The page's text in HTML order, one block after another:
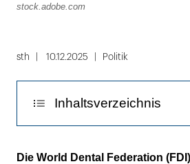
stock.adobe.com
sth 10.12.2025 Politik
Inhaltsverzeichnis
Eine weltweite Umfrage
Die World Dental Federation